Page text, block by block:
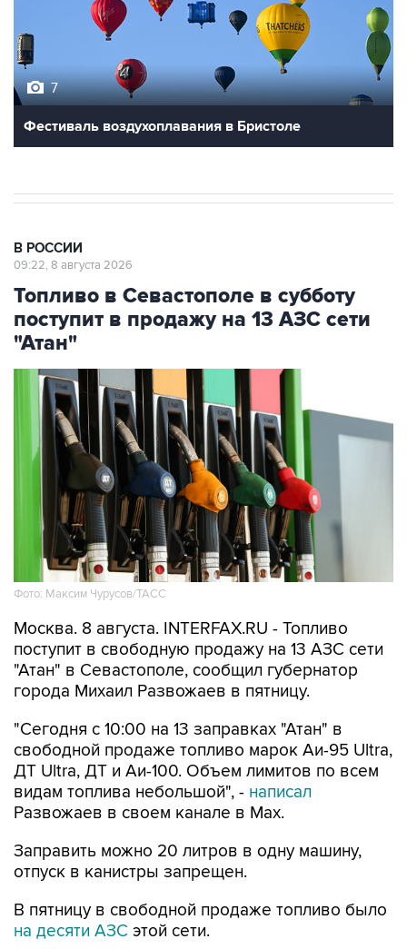
7
Фестиваль воздухоплавания в Бристоле
В РОССИИ
09:22, 8 августа 2026
Топливо в Севастополе в субботу
поступит в продажу на 13 АЗС сети
"Атан"
Фото: Максим Чурусов/ТАСС
Москва. 8 августа. INTERFAX.RU - Топливо
поступит в свободную продажу на 13 АЗС сети
"Атан" в Севастополе, сообщил губернатор
города Михаил Развожаев в пятницу.
"Сегодня с 10:00 на 13 заправках "Атан" в
свободной продаже топливо марок Аи-95 Ultra,
ДТ Ultra, ДТ и Аи-100. Объем лимитов по всем
видам топлива небольшой", - написал
Развожаев в своем канале в Max.
Заправить можно 20 литров в одну машину,
отпуск в канистры запрещен.
В пятницу в свободной продаже топливо было
на десяти АЗС этой сети.